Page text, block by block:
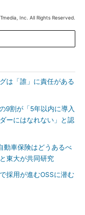
Inc. All Rights Reserved.
は「誰」に責任がある
9割が「5年以内に導入
ーにはなれない」と認
動車保険はどうあるべ
東大が共同研究
採用が進むOSSに潜む